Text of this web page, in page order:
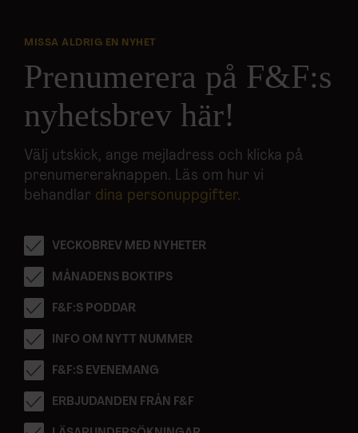
MISSA ALDRIG EN NYHET
Prenumerera på F&F:s
nyhetsbrev här!
Välj utskick, ange mejladress och klicka på
prenumereraknappen. Läs om hur vi
behandlar dina personuppgifter.
VECKOBREV MED NYHETER
MÅNADENS BOKTIPS
F&F:S PODDAR
INFO OM NYTT NUMMER
F&F:S EVENEMANG
ERBJUDANDEN FRÅN F&F